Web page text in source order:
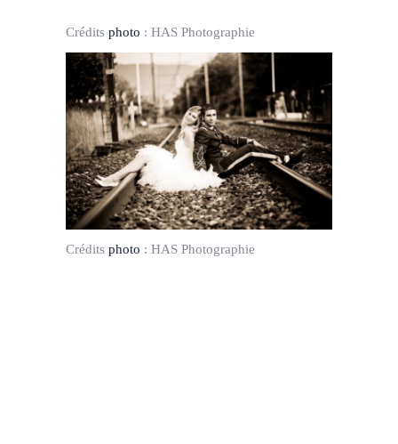
Crédits photo : HAS Photographie
Crédits photo : HAS Photographie